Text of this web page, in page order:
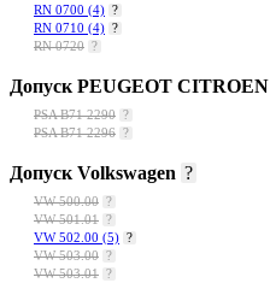
RN 0700 (4) ?
RN 0710 (4) ?
RN 0720 ?
Допуск PEUGEOT CITROEN
PSA B71 2290 ?
PSA B71 2296 ?
Допуск Volkswagen ?
VW 500.00 ?
VW 501.01 ?
VW 502.00 (5) ?
VW 503.00 ?
VW 503.01 ?